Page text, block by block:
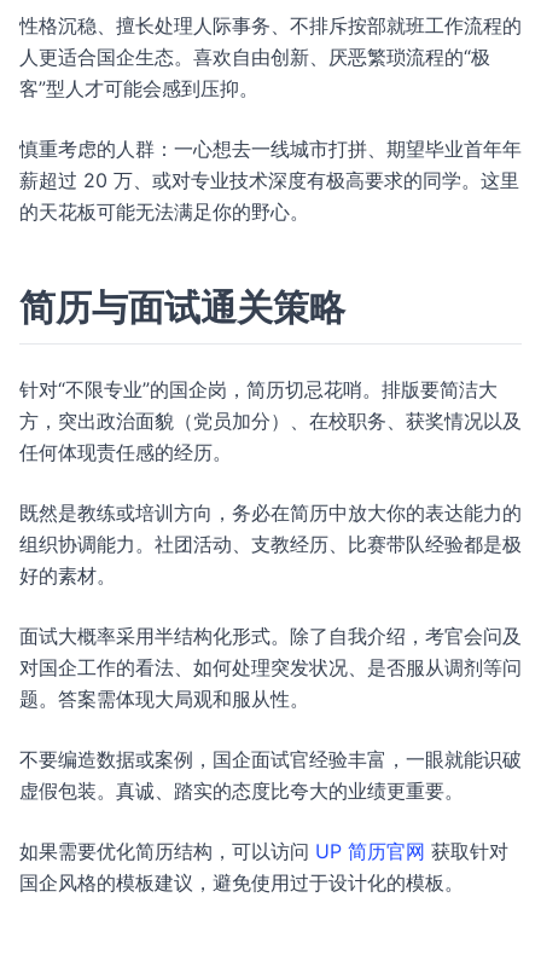
性格沉稳、擅长处理人际事务、不排斥按部就班工作流程的
人更适合国企生态。喜欢自由创新、厌恶繁琐流程的“极
客”型人才可能会感到压抑。
慎重考虑的人群：一心想去一线城市打拼、期望毕业首年年
薪超过 20 万、或对专业技术深度有极高要求的同学。这里
的天花板可能无法满足你的野心。
简历与面试通关策略
针对“不限专业”的国企岗，简历切忌花哨。排版要简洁大
方，突出政治面貌（党员加分）、在校职务、获奖情况以及
任何体现责任感的经历。
既然是教练或培训方向，务必在简历中放大你的表达能力的
组织协调能力。社团活动、支教经历、比赛带队经验都是极
好的素材。
面试大概率采用半结构化形式。除了自我介绍，考官会问及
对国企工作的看法、如何处理突发状况、是否服从调剂等问
题。答案需体现大局观和服从性。
不要编造数据或案例，国企面试官经验丰富，一眼就能识破
虚假包装。真诚、踏实的态度比夸大的业绩更重要。
如果需要优化简历结构，可以访问 UP 简历官网 获取针对
国企风格的模板建议，避免使用过于设计化的模板。